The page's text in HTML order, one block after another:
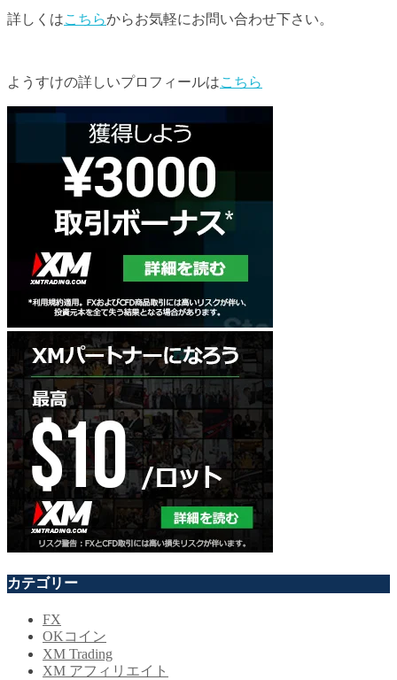
詳しくはこちらからお気軽にお問い合わせ下さい。
ようすけの詳しいプロフィールはこちら
カテゴリー
FX
OKコイン
XM Trading
XM アフィリエイト